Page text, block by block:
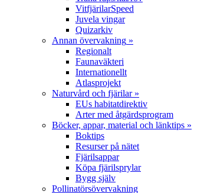
VitfjärilarSpeed
Juvela vingar
Quizarkiv
Annan övervakning »
Regionalt
Faunaväkteri
Internationellt
Atlasprojekt
Naturvård och fjärilar»
EUs habitatdirektiv
Arter med åtgärdsprogram
Böcker, appar, material och länktips »
Boktips
Resurser på nätet
Fjärilsappar
Köpa fjärilsprylar
Bygg själv
Pollinatörsövervakning